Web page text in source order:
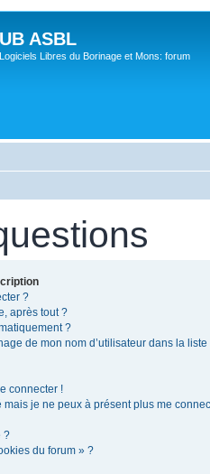
ASBL
Libres du Borinage et Mons: forum
?
après tout ?
?
de mon nom d’utilisateur dans la liste
connecter !
mais je ne peux à présent plus me
?
du forum » ?